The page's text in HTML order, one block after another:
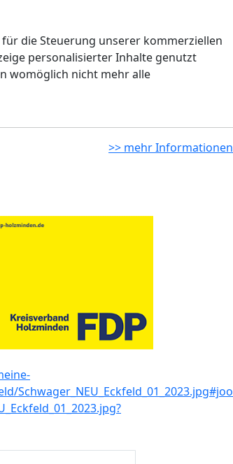
die Steuerung unserer kommerziellen
personalisierter Inhalte genutzt
womöglich nicht mehr alle
>> mehr Informationen